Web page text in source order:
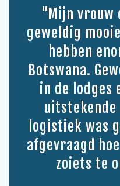
"Mijn vrouw
geweldig
hebben
Botswana.
in de lodges
uitstekende
logistiek was
afgevraagd
zoiets te